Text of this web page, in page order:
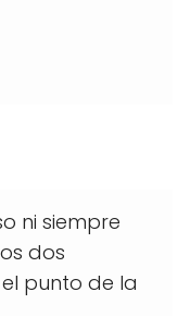
ni siempre
dos
punto de la